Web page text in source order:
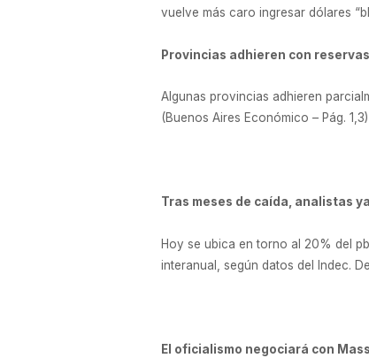
vuelve más caro ingresar dólares
Provincias adhieren con
Algunas provincias adhieren
(Buenos Aires Económico – Pág. 1,3)
Tras meses de caída, analistas
Hoy se ubica en torno al 20% del
interanual, según datos del Indec.
El oficialismo negociará con